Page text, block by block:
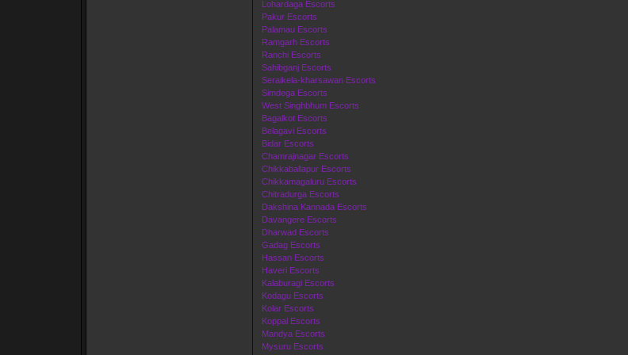
Lohardaga Escorts
Pakur Escorts
Palamau Escorts
Ramgarh Escorts
Ranchi Escorts
Sahibganj Escorts
Seraikela-kharsawan Escorts
Simdega Escorts
West Singhbhum Escorts
Bagalkot Escorts
Belagavi Escorts
Bidar Escorts
Chamrajnagar Escorts
Chikkaballapur Escorts
Chikkamagaluru Escorts
Chitradurga Escorts
Dakshina Kannada Escorts
Davangere Escorts
Dharwad Escorts
Gadag Escorts
Hassan Escorts
Haveri Escorts
Kalaburagi Escorts
Kodagu Escorts
Kolar Escorts
Koppal Escorts
Mandya Escorts
Mysuru Escorts